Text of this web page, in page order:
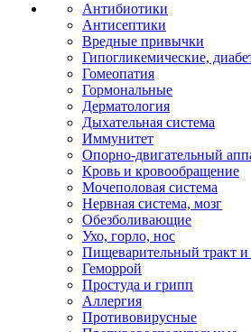
Антибиотики
Антисептики
Вредные привычки
Гипогликемические,
Гомеопатия
Гормональные
Дерматология
Дыхательная система
Иммунитет
Опорно-двигательный
Кровь и кровообращение
Мочеполовая система
Нервная система, мозг
Обезболивающие
Ухо, горло, нос
Пищеварительный тракт и
Геморрой
Простуда и грипп
Аллергия
Противовирусные